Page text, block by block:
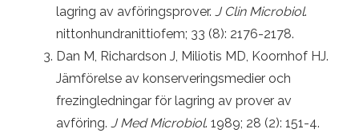
lagring av avföringsprover. J Clin Microbiol.
nittonhundranittiofem; 33 (8): 2176-2178.
Dan M, Richardson J, Miliotis MD, Koornhof HJ.
Jämförelse av konserveringsmedier och
frezingledningar för lagring av prover av
avföring. J Med Microbiol. 1989; 28 (2): 151-4.